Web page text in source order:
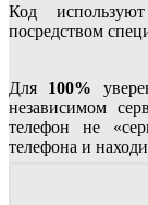
Код
посредством
Для 100%
независимом
телефон не
телефона и